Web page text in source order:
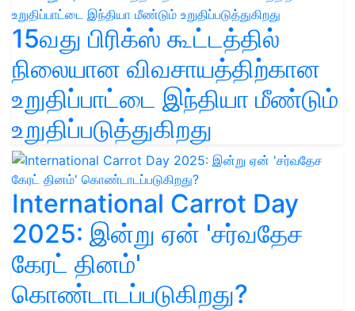
15வது பிரிக்ஸ் கூட்டத்தில்
நிலையான விவசாயத்திற்கான
உறுதிப்பாட்டை இந்தியா மீண்டும்
உறுதிப்படுத்துகிறது
International Carrot Day
2025: இன்று ஏன் 'சர்வதேச
கேரட் தினம்'
கொண்டாடப்படுகிறது?